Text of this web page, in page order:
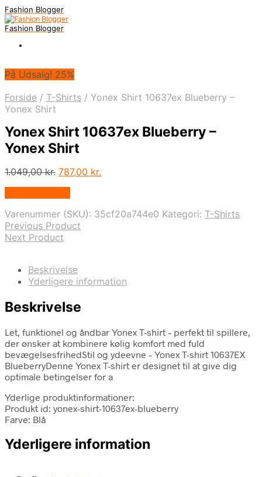
Fashion Blogger
Fashion Blogger
På Udsalg! 25%
Forside / T-Shirts / Yonex Shirt 10637ex Blueberry –
Yonex Shirt
Yonex Shirt 10637ex Blueberry –
Yonex Shirt
1.049,00kr. Den
1.049,00 kr..
787,00 kr.
787,00 kr..
Varenummer (SKU): 35cf20a744e0 Kategori: T-Shirts
Previous Product
Next Product
Beskrivelse
Yderligere information
Beskrivelse
Let, funktionel og åndbar Yonex T-shirt – perfekt til spillere,
der ønsker at kombinere kølig komfort med fuld
bevægelsesfrihedStil og ydeevne – Yonex T-shirt 10637EX
BlueberryDenne Yonex T-shirt er designet til at give dig
optimale betingelser for a
Yderlige produktinformationer:
Produkt id: yonex-shirt-10637ex-blueberry
Farve: Blå
Yderligere information